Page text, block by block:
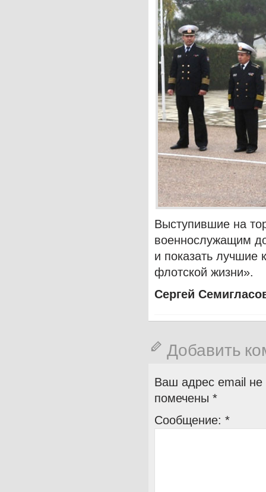
Выступившие на
военнослужащим
и показать лучшие
флотской жизни».
Сергей
Добавить
Ваш адрес email не
помечены *
Сообщение: *